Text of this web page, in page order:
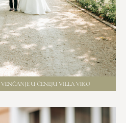
U ČENEJU VILLA VIKO